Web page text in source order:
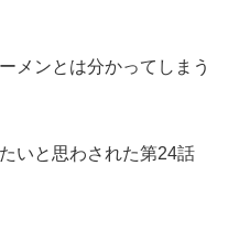
メンとは分かってしまう
いと思わされた第24話